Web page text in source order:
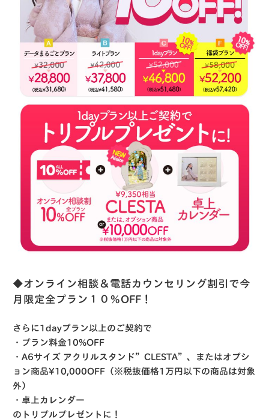
◆オンライン相談＆電話カウンセリング割引で今
月限定全プラン１０％OFF！
さらに1dayプラン以上のご契約で
・プラン料金10%OFF
・A6サイズ アクリルスタンド”CLESTA”、またはオプシ
ョン商品¥10,000OFF（※税抜価格1万円以下の商品は対象
外）
・卓上カレンダー
のトリプルプレゼントに！